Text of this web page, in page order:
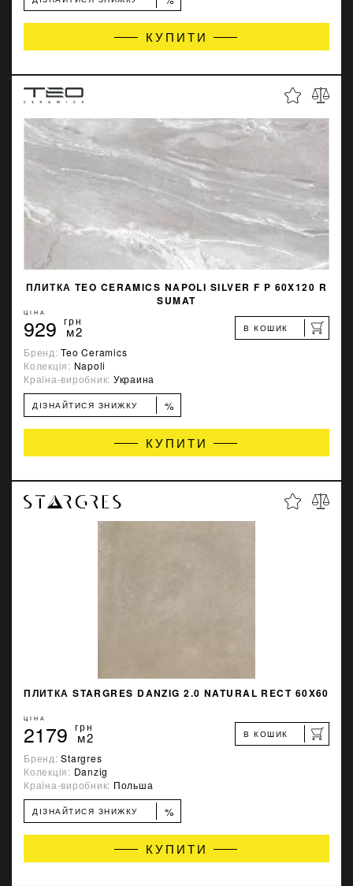
КУПИТИ
ПЛИТКА TEO CERAMICS NAPOLI SILVER F P 60X120 R
SUMAT
ЦІНА
929 грн
м2 В КОШИК
Бренд:Teo Ceramics
Колекція: Napoli
Країна-виробник: Украина
ДІЗНАЙТИСЯ ЗНИЖКУ %
КУПИТИ
ПЛИТКА STARGRES DANZIG 2.0 NATURAL RECT 60X60
ЦІНА
2179 грн
м2 В КОШИК
Бренд:Stargres
Колекція: Danzig
Країна-виробник: Польша
ДІЗНАЙТИСЯ ЗНИЖКУ %
КУПИТИ